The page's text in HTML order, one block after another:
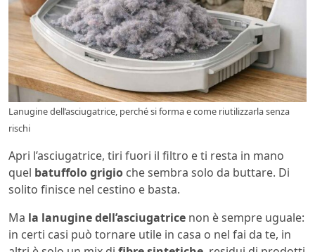
Lanugine dell’asciugatrice, perché si forma e come riutilizzarla senza
rischi
Apri l’asciugatrice, tiri fuori il filtro e ti resta in mano
quel batuffolo grigio che sembra solo da buttare. Di
solito finisce nel cestino e basta.
Ma la lanugine dell’asciugatrice non è sempre uguale:
in certi casi può tornare utile in casa o nel fai da te, in